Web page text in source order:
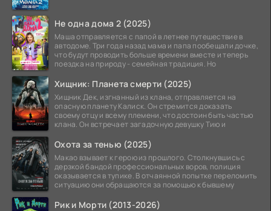
Не одна дома 2 (2025)
Маша отправляется с папой в летнее путешествие в
автодоме. Три года назад мама и папа пообещали дочке,
что будут проводить больше времени вместе и теперь
поездка на природу - семейная традиция. Но
Хищник: Планета смерти (2025)
Хищник Дек, изгнанный из клана, отправляется на
опасную планету Калиск. Он стремится доказать
своему отцу и всему племени, что достоин быть частью
клана. Он встречает загадочную девушку Тию и
Охота за тенью (2025)
Макао взывает к герою из прошлого. Столкнувшись с
дерзкой бандой профессиональных воров, полиция
оказывается в тупике. В отчаянной попытке переломить
ситуацию они обращаются за помощью к бывшему
Рик и Морти (2013-2026)